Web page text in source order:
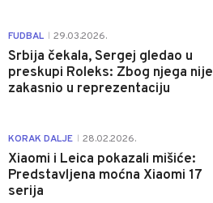
FUDBAL 29.03.2026.
Srbija čekala, Sergej gledao u
preskupi Roleks: Zbog njega nije
zakasnio u reprezentaciju
KORAK DALJE 28.02.2026.
Xiaomi i Leica pokazali mišiće:
Predstavljena moćna Xiaomi 17
serija